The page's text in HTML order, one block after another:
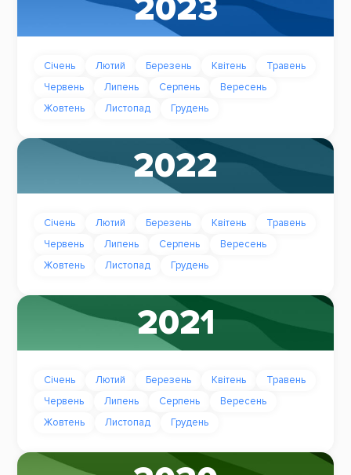
2023
Січень Лютий Березень Квітень
Травень
Червень
Липень Серпень
Вересень
Жовтень
Листопад Грудень
2022
Січень Лютий Березень Квітень
Травень
Червень
Липень Серпень
Вересень
Жовтень
Листопад Грудень
2021
Січень Лютий Березень Квітень
Травень
Червень
Липень Серпень
Вересень
Жовтень
Листопад Грудень